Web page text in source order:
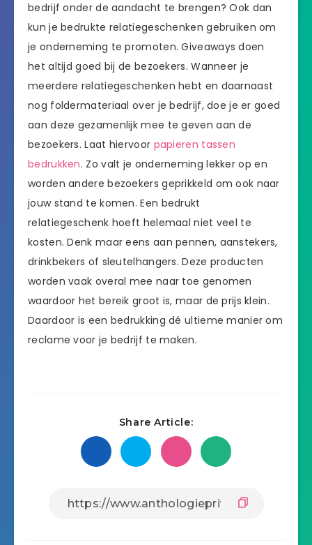
bedrijf onder de aandacht te brengen? Ook dan
kun je bedrukte relatiegeschenken gebruiken om
je onderneming te promoten. Giveaways doen
het altijd goed bij de bezoekers. Wanneer je
meerdere relatiegeschenken hebt en daarnaast
nog foldermateriaal over je bedrijf, doe je er goed
aan deze gezamenlijk mee te geven aan de
bezoekers. Laat hiervoor papieren tassen
bedrukken. Zo valt je onderneming lekker op en
worden andere bezoekers geprikkeld om ook naar
jouw stand te komen. Een bedrukt
relatiegeschenk hoeft helemaal niet veel te
kosten. Denk maar eens aan pennen, aanstekers,
drinkbekers of sleutelhangers. Deze producten
worden vaak overal mee naar toe genomen
waardoor het bereik groot is, maar de prijs klein.
Daardoor is een bedrukking dé ultieme manier om
reclame voor je bedrijf te maken.
Share Article: